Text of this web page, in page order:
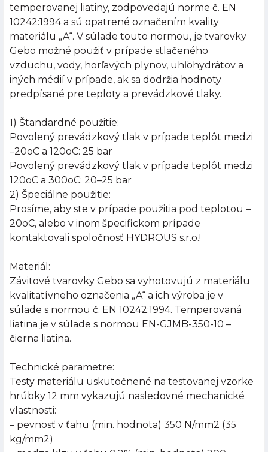
temperovanej liatiny, zodpovedajú norme č. EN
10242:1994 a sú opatrené označením kvality
materiálu „A“. V súlade touto normou, je tvarovky
Gebo možné použiť v prípade stlačeného
vzduchu, vody, horľavých plynov, uhľohydrátov a
iných médií v prípade, ak sa dodržia hodnoty
predpísané pre teploty a prevádzkové tlaky.
1) Štandardné použitie:
Povolený prevádzkový tlak v prípade teplôt medzi
–20oC a 120oC: 25 bar
Povolený prevádzkový tlak v prípade teplôt medzi
120oC a 300oC: 20–25 bar
2) Špeciálne použitie:
Prosíme, aby ste v prípade použitia pod teplotou –
20oC, alebo v inom špecifickom prípade
kontaktovali spoločnosť HYDROUS s.r.o.!
Materiál:
Závitové tvarovky Gebo sa vyhotovujú z materiálu
kvalitatívneho označenia „A“ a ich výroba je v
súlade s normou č. EN 10242:1994. Temperovaná
liatina je v súlade s normou EN-GJMB-350-10 –
čierna liatina.
Technické parametre:
Testy materiálu uskutočnené na testovanej vzorke
hrúbky 12 mm vykazujú nasledovné mechanické
vlastnosti:
– pevnosť v ťahu (min. hodnota) 350 N/mm2 (35
kg/mm2)